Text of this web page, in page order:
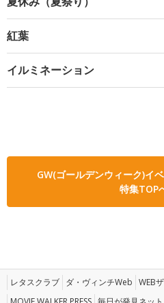
紅葉
イルミネーション
GW(ゴールデンウィーク)イ
特集TOP
レタスクラブ ダ・ヴィンチWeb WEB